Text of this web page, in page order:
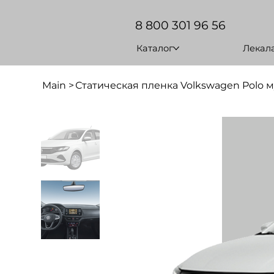
8 800 301 96 56
Каталог
Main > Статическая пленка Volkswagen Polo